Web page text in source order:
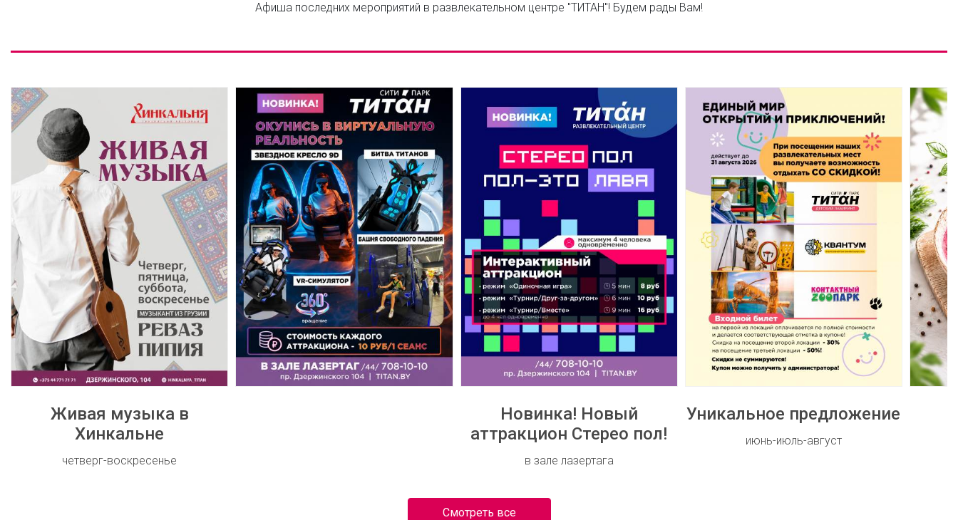
Афиша последних мероприятий в развлекательном центре "ТИТАН"! Будем рады Вам!
Живая музыка в
Хинкальне
четверг-воскресенье
Новинка! Новый
аттракцион Стерео пол!
в зале лазертага
Уникальное предложение
июнь-июль-август
Смотреть все